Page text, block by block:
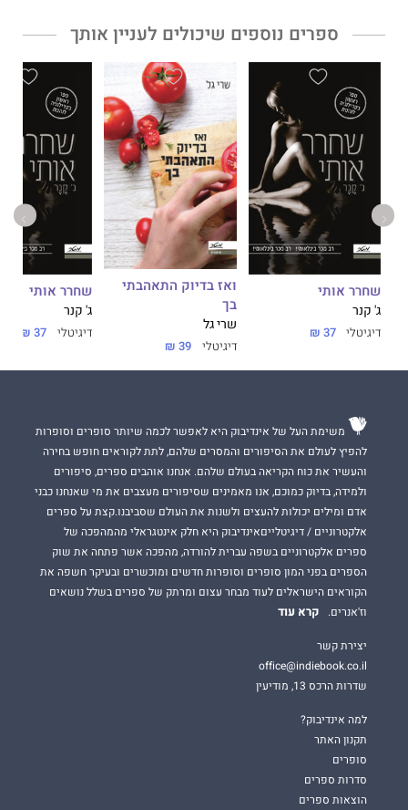
ספרים נוספים שיכולים לעניין אותך
שחרר אותי
ג' קנר
דיגיטלי 37 ₪
ואז בדיוק התאהבתי
בך
שרי גל
דיגיטלי 39 ₪
שחרר אותי
ג' קנר
דיגיטלי 37 ₪
משימת העל של אינדיבוק היא לאפשר לכמה שיותר סופרים וסופרות
להפיץ לעולם את הסיפורים והמסרים שלהם, לתת לקוראים חופש בחירה
והעשיר את כוח הקריאה בעולם שלהם. אנחנו אוהבים ספרים, סיפורים
ולמידה, בדיוק כמוכם, אנו מאמינים שסיפורים מעצבים את מי שאנחנו כבני
אדם ומילים יכולות להעצים ולשנות את העולם שסביבנו.קצת על ספרים
אלקטרוניים / דיגיטלייםאינדיבוק היא חלק אינטגראלי מהמהפכה של
ספרים אלקטרוניים בשפה עברית להורדה, מהפכה אשר פתחה את שוק
הספרים בפני המון סופרים וסופרות חדשים ומוכשרים ובעיקר חשפה את
הקוראים הישראלים לעוד מבחר עצום ומרתק של ספרים בשלל נושאים
וז'אנרים.
קרא עוד
יצירת קשר
office@indiebook.co.il
שדרות הרכס 13, מודיעין
למה אינדיבוק?
תקנון האתר
סופרים
סדרות ספרים
הוצאות ספרים